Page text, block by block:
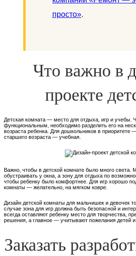
просто».
Что важно в
проекте
Детская комната — место для отдыха, игр и учебы.
функциональным, необходимо разделить его на
возраста ребенка. Для дошкольников в приоритете
старшего возраста — учебная.
Важно, чтобы в детской комнате было много света.
обустраивать у окна, а зону для отдыха по
чтобы ребенку было комфортнее. Для игр хорошо
комнаты — желательно, на мягком ковре.
Дизайн детской комнаты для мальчишек и девочек
случае зона для игр должна быть безопасной и
всегда оставляют ребенку место для творчества,
решения, а главное — учитывают пожелания детей и
Заказать